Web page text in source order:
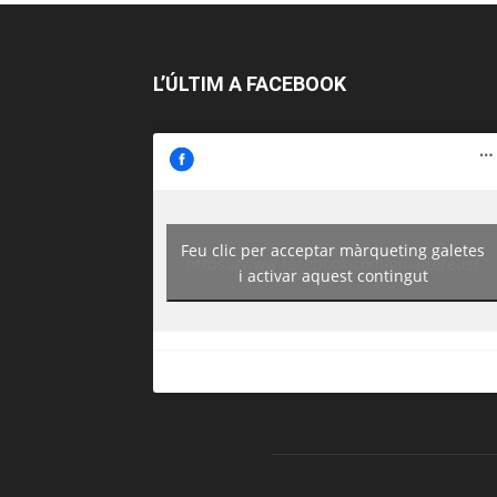
L’ÚLTIM A FACEBOOK
https://www.facebook.com/guiadereus/
Feu clic per acceptar màrqueting galetes
i activar aquest contingut